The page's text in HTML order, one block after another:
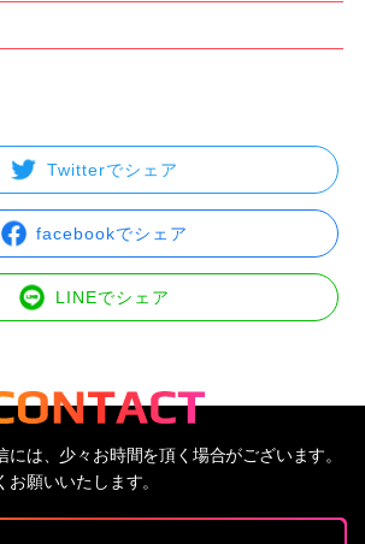
Twitterでシェア
facebookでシェア
LINEでシェア
には、少々お時間を頂く場合がございます。
願いいたします。